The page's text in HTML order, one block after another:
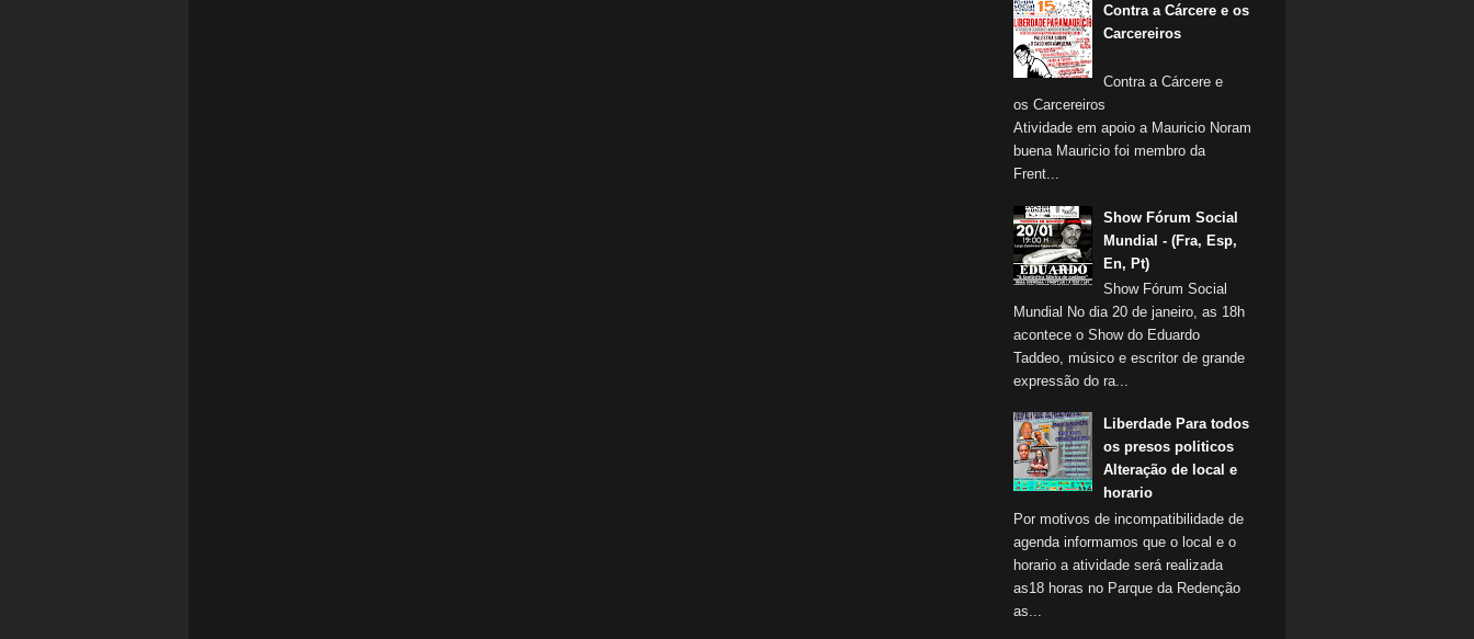
Contra a Cárcere e os
Carcereiros
Contra a Cárcere e
os Carcereiros
Atividade em apoio a Mauricio Noram
buena Mauricio foi membro da
Frent...
Show Fórum Social
Mundial - (Fra, Esp,
En, Pt)
Show Fórum Social
Mundial No dia 20 de janeiro, as 18h
acontece o Show do Eduardo
Taddeo, músico e escritor de grande
expressão do ra...
Liberdade Para todos
os presos politicos
Alteração de local e
horario
Por motivos de incompatibilidade de
agenda informamos que o local e o
horario a atividade será realizada
as18 horas no Parque da Redenção
as...